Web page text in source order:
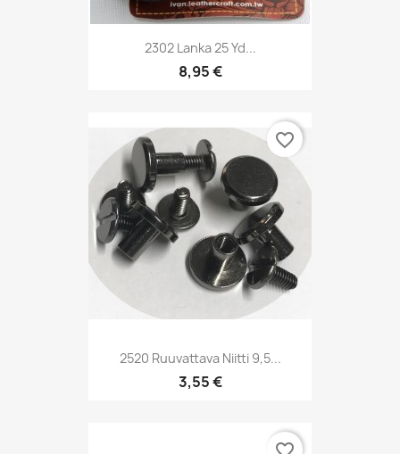
2302 Lanka 25 Yd...
8,95 €
2520 Ruuvattava Niitti 9,5...
3,55 €
favorite_border